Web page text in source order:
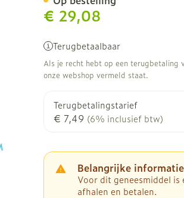
€ 29,08
Terugbetaalbaar
Als je recht hebt op een terugbetaling
onze webshop vermeld staat.
Terugbetalingstarief
€ 7,49 (6% inclusief btw)
Belangrijke informatie
Voor dit geneesmiddel
afhalen en betalen.